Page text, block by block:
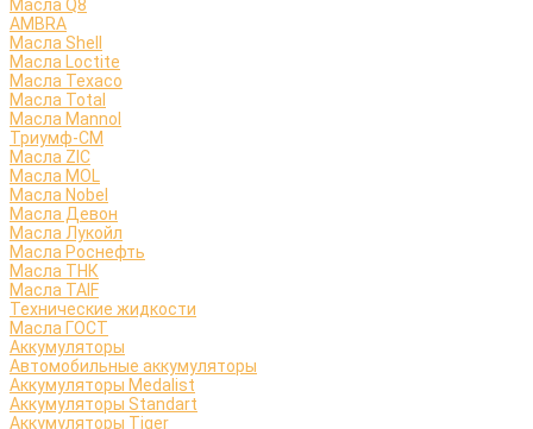
Масла Q8
AMBRA
Масла Shell
Масла Loctite
Масла Texaco
Масла Total
Масла Mannol
Триумф-СМ
Масла ZIC
Масла MOL
Масла Nobel
Масла Девон
Масла Лукойл
Масла Роснефть
Масла ТНК
Масла TAIF
Технические жидкости
Масла ГОСТ
Аккумуляторы
Автомобильные аккумуляторы
Аккумуляторы Medalist
Аккумуляторы Standart
Аккумуляторы Tiger